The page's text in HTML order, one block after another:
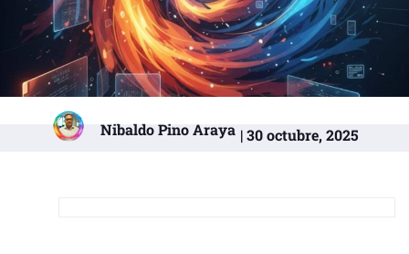
Nibaldo Pino Araya | 30 octubre, 2025